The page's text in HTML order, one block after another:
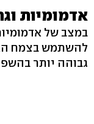
אדמומיות
במצב של
להשתמש בצמח
גבוהה יותר